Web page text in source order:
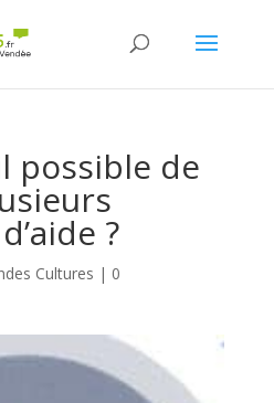
possible de
?
Cultures | 0